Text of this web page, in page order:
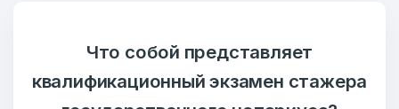
Что собой представляет
квалификационный экзамен стажера